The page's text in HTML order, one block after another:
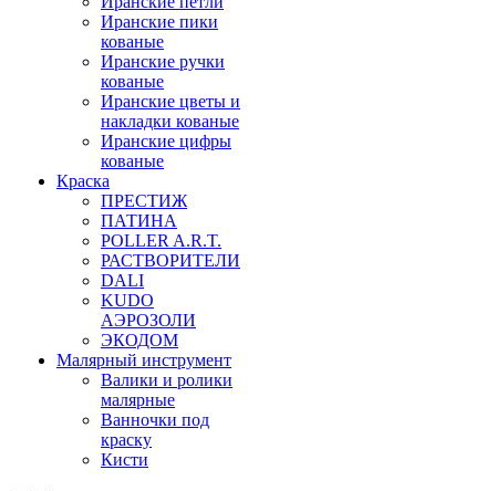
Иранские пики
кованые
Иранские ручки
кованые
Иранские цветы и
накладки кованые
Иранские цифры
кованые
Краска
ПРЕСТИЖ
ПАТИНА
POLLER A.R.T.
РАСТВОРИТЕЛИ
DALI
KUDO
АЭРОЗОЛИ
ЭКОДОМ
Малярный инструмент
Валики и ролики
малярные
Ванночки под
краску
Кисти